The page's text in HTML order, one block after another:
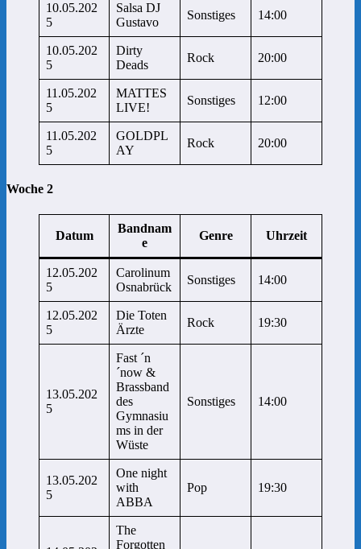
10.05.202
5
Salsa DJ
Gustavo
Sonstiges 14:00
10.05.202
5
Dirty
Deads
Rock 20:00
11.05.202
5
MATTES
LIVE!
Sonstiges 12:00
11.05.202
5
GOLDPL
AY
Rock 20:00
Woche 2
Datum
Bandnam
e
Genre Uhrzeit
12.05.202
5
Carolinum
Osnabrück
Sonstiges 14:00
12.05.202
5
Die Toten
Ärzte
Rock 19:30
13.05.202
5
Fast ´n
´now &
Brassband
des
Gymnasiu
ms in der
Wüste
Sonstiges 14:00
13.05.202
5
One night
with
ABBA
Pop 19:30
The
Forgotten